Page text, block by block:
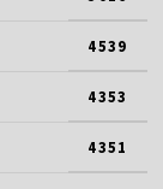
4539
4353
4351